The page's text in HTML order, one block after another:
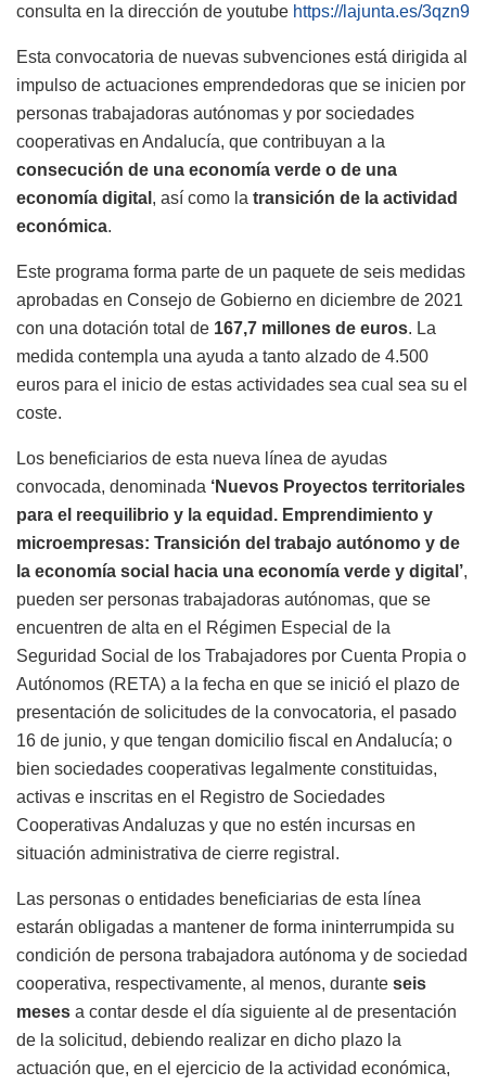
consulta en la dirección de youtube https://lajunta.es/3qzn9
Esta convocatoria de nuevas subvenciones está dirigida al
impulso de actuaciones emprendedoras que se inicien por
personas trabajadoras autónomas y por sociedades
cooperativas en Andalucía, que contribuyan a la
consecución de una economía verde o de una
economía digital , así como la transición de la actividad
económica.
Este programa forma parte de un paquete de seis medidas
aprobadas en Consejo de Gobierno en diciembre de 2021
con una dotación total de 167,7 millones de euros. La
medida contempla una ayuda a tanto alzado de 4.500
euros para el inicio de estas actividades sea cual sea su el
coste.
Los beneficiarios de esta nueva línea de ayudas
convocada, denominada ‘Nuevos Proyectos territoriales
para el reequilibrio y la equidad. Emprendimiento y
microempresas: Transición del trabajo autónomo y de
la economía social hacia una economía verde y digital’,
pueden ser personas trabajadoras autónomas, que se
encuentren de alta en el Régimen Especial de la
Seguridad Social de los Trabajadores por Cuenta Propia o
Autónomos (RETA) a la fecha en que se inició el plazo de
presentación de solicitudes de la convocatoria, el pasado
16 de junio, y que tengan domicilio fiscal en Andalucía; o
bien sociedades cooperativas legalmente constituidas,
activas e inscritas en el Registro de Sociedades
Cooperativas Andaluzas y que no estén incursas en
situación administrativa de cierre registral.
Las personas o entidades beneficiarias de esta línea
estarán obligadas a mantener de forma ininterrumpida su
condición de persona trabajadora autónoma y de sociedad
cooperativa, respectivamente, al menos, durante seis
meses a contar desde el día siguiente al de presentación
de la solicitud, debiendo realizar en dicho plazo la
actuación que, en el ejercicio de la actividad económica,